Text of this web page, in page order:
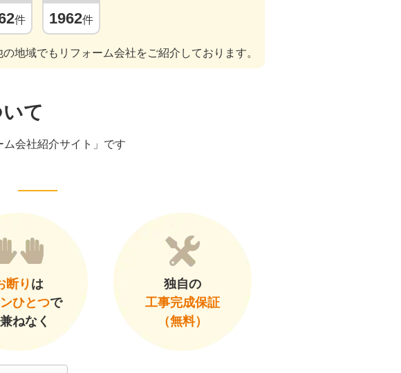
件 1962件
地域でもリフォーム会社をご紹介しております。
て
会社紹介サイト」です
断り は
ひとつで
ねなく
独自の
工事完成保証
（無料）